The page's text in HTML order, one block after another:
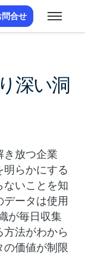
問合せ
深い洞
き放つ企業
らかにする
ないことを知
ータは使用
が毎日収集
方法がわから
価値が制限